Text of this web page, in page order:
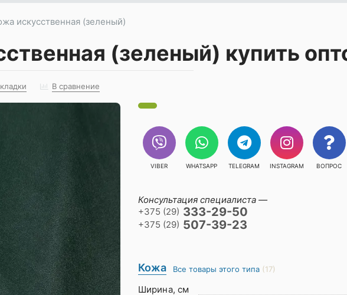
искусственная (зеленый)
(зеленый) купить
В сравнение
VIBER WHATSAPP TELEGRAM INSTAGRAM ВОПРОС
Консультация специалиста —
+375 (29) 333-29-50
+375 (29) 507-39-23
Кожа Все товары этого типа (17)
Ширина, см